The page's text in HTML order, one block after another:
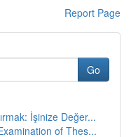
Report Page
Go
İşinize Değer...
of Thes...